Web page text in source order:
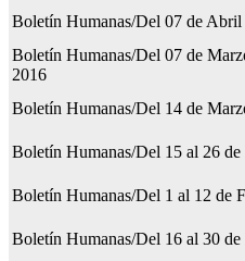
Boletín Humanas/Del 07 de
Boletín Humanas/Del 07 de
2016
Boletín Humanas/Del 14 de
Boletín Humanas/Del 15 al 26 de
Boletín Humanas/Del 1 al 12 de
Boletín Humanas/Del 16 al 30